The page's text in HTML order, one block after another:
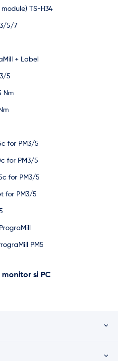
TS-H34
3/5/7
+ Label
5
Nm
for PM3/5
for PM3/5
for PM3/5
for PM3/5
PM5
monitor si PC